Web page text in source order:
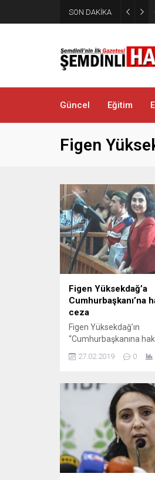
SON DAKİKA
Güncel Eğitim
Figen
Figen Yüksekdağ’a
Cumhurbaşkanı’na
ceza
Figen Yüksekdağ’ın
“Cumhurbaşkanına
Genel Başkanı Figen
yargılandığı davada 1
cezası verildi. Kararı
Yüksekdağ’ın avukatı
müvekkilin
alınması gerektiğini
bunun kabul
Serdar ayrıca Ankara
Ceza...
27.02.2019 0